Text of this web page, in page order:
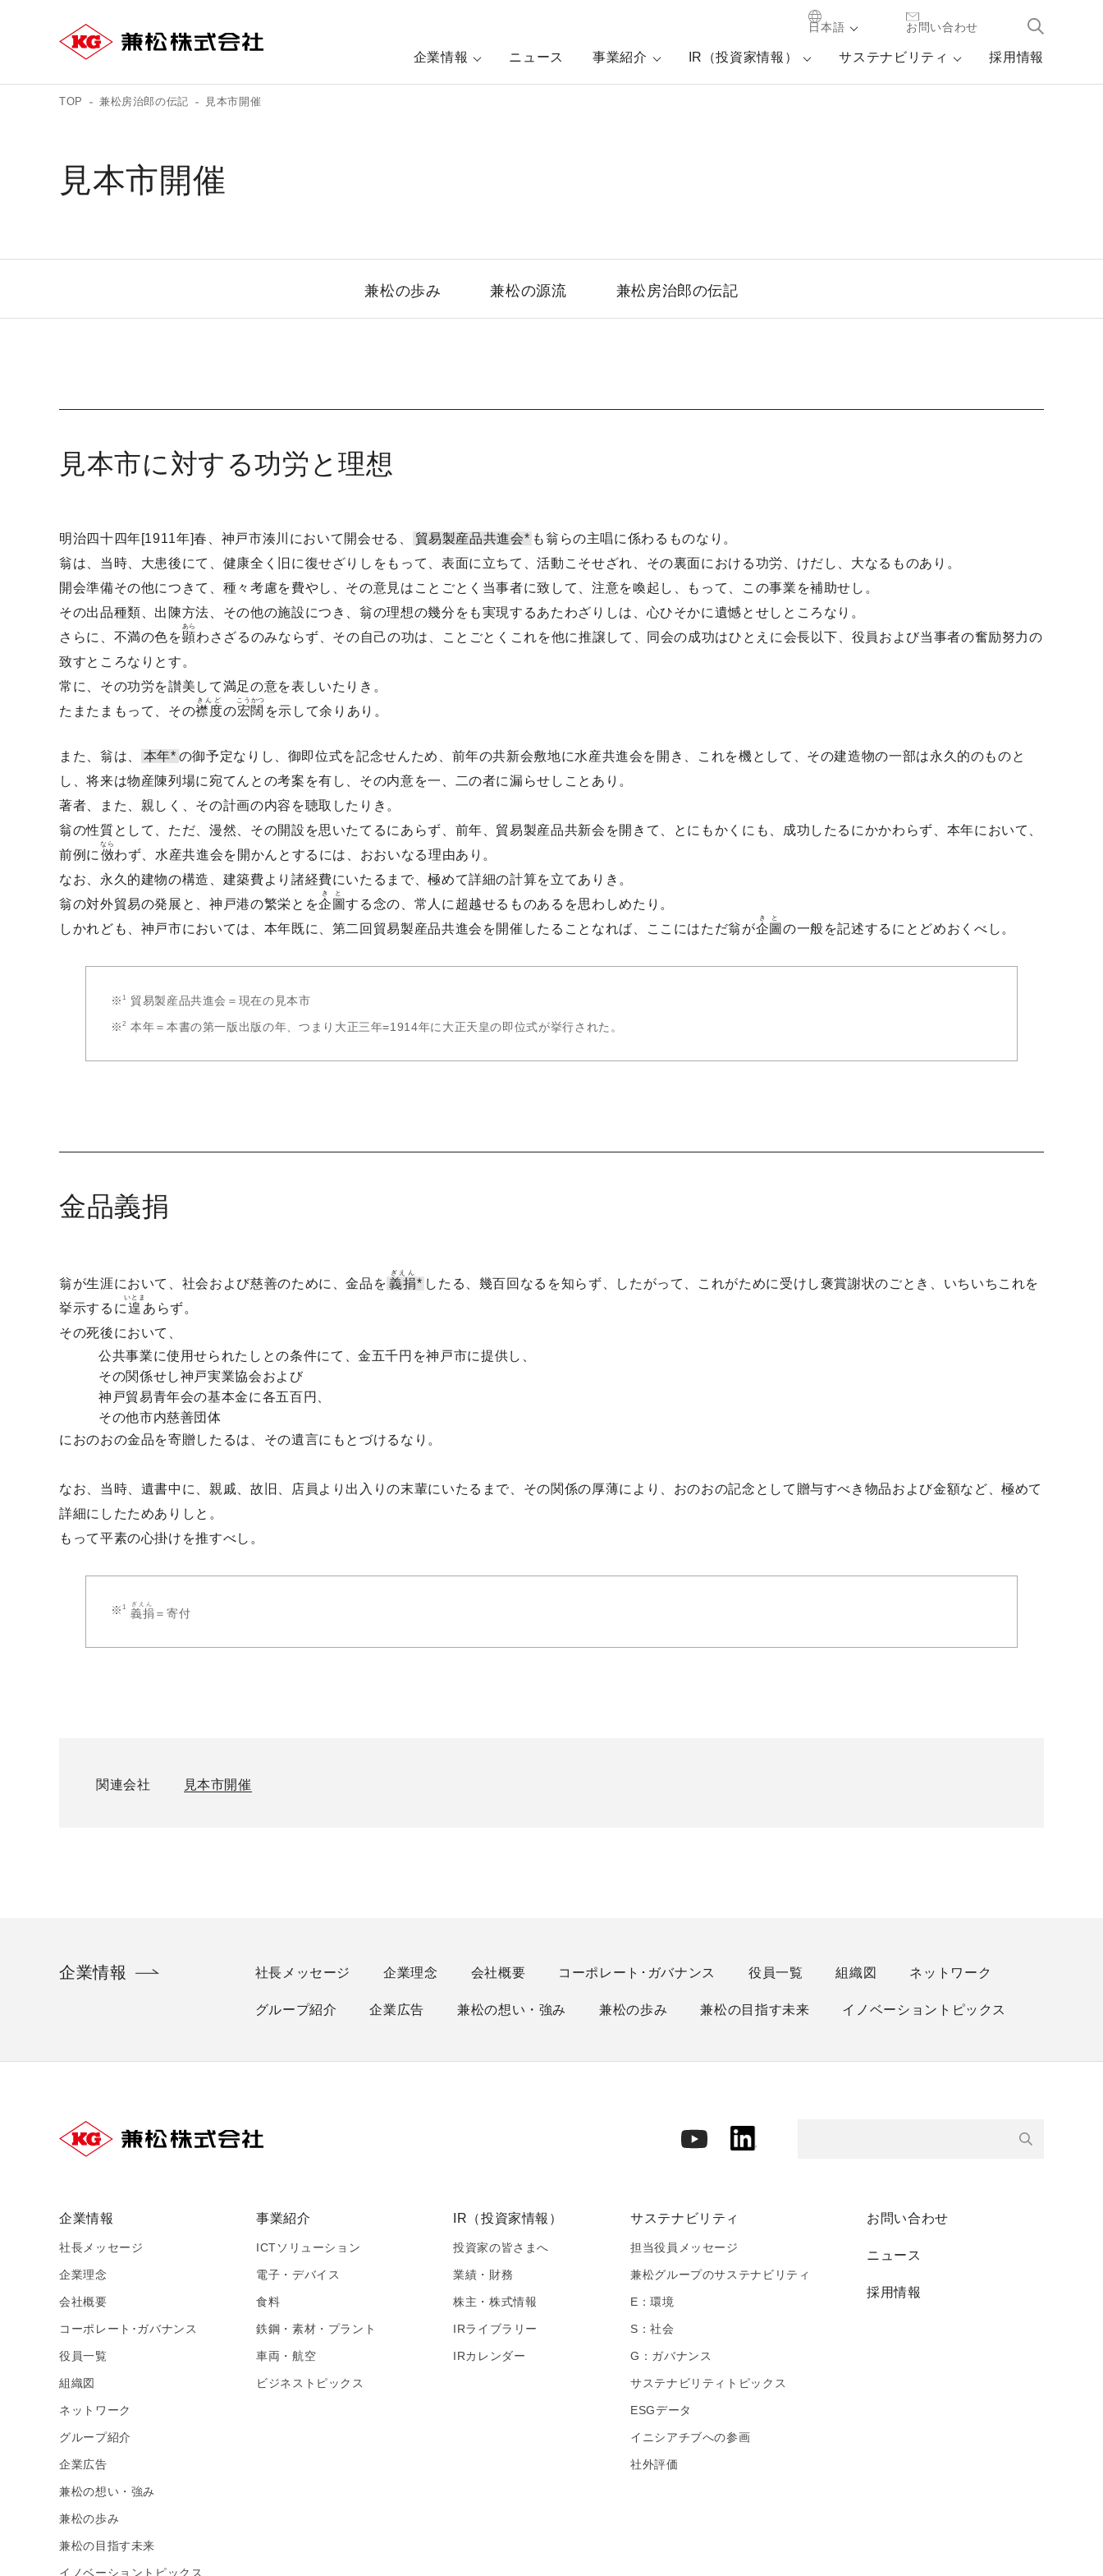
日本語 お問い合わせ
企業情報 ニュース 事業紹介 IR（投資家情報） サステナビリティ 採用情報
TOP 兼松房治郎の伝記 見本市開催
見本市開催
兼松の歩み 兼松の源流 兼松房治郎の伝記
見本市に対する功労と理想
明治四十四年[1911年]春、神戸市湊川において開会せる、 貿易製産品共進会* も翁らの主唱に係わるものなり。
翁は、当時、大患後にて、健康全く旧に復せざりしをもって、表面に立ちて、活動こそせざれ、その裏面における功労、けだし、大なるものあり。
開会準備その他につきて、種々考慮を費やし、その意見はことごとく当事者に致して、注意を喚起し、もって、この事業を補助せし。
その出品種類、出陳方法、その他の施設につき、翁の理想の幾分をも実現するあたわざりしは、心ひそかに遺憾とせしところなり。
さらに、不満の色を顕
あら
わさざるのみならず、その自己の功は、ことごとくこれを他に推譲して、同会の成功はひとえに会長以下、役員および当事者の奮励努力の
致すところなりとす。
常に、その功労を讃美して満足の意を表しいたりき。
たまたまもって、その襟度
きんど
の宏闊
こうかつ
を示して余りあり。
また、翁は、 本年* の御予定なりし、御即位式を記念せんため、前年の共新会敷地に水産共進会を開き、これを機として、その建造物の一部は永久的のものと
し、将来は物産陳列場に宛てんとの考案を有し、その内意を一、二の者に漏らせしことあり。
著者、また、親しく、その計画の内容を聴取したりき。
翁の性質として、ただ、漫然、その開設を思いたてるにあらず、前年、貿易製産品共新会を開きて、とにもかくにも、成功したるにかかわらず、本年において、
前例に 傚
なら
わず、水産共進会を開かんとするには、おおいなる理由あり。
なお、永久的建物の構造、建築費より諸経費にいたるまで、極めて詳細の計算を立てありき。
翁の対外貿易の発展と、神戸港の繁栄とを企圖
きと
する念の、常人に超越せるものあるを思わしめたり。
しかれども、神戸市においては、本年既に、第二回貿易製産品共進会を開催したることなれば、ここにはただ翁が企圖
きと
の一般を記述するにとどめおくべし。
貿易製産品共進会＝現在の見本市
本年＝本書の第一版出版の年、つまり大正三年=1914年に大正天皇の即位式が挙行された。
金品義捐
翁が生涯において、社会および慈善のために、金品を 義捐
ぎえん
* したる、幾百回なるを知らず、したがって、これがために受けし褒賞謝状のごとき、いちいちこれを
挙示するに遑
いとま
あらず。
その死後において、
公共事業に使用せられたしとの条件にて、金五千円を神戸市に提供し、
その関係せし神戸実業協会および
神戸貿易青年会の基本金に各五百円、
その他市内慈善団体
におのおの金品を寄贈したるは、その遺言にもとづけるなり。
なお、当時、遺書中に、親戚、故旧、店員より出入りの末輩にいたるまで、その関係の厚薄により、おのおの記念として贈与すべき物品および金額など、極めて
詳細にしたためありしと。
もって平素の心掛けを推すべし。
義捐
ぎえん
＝寄付
関連会社 見本市開催
企業情報 社長メッセージ 企業理念 会社概要 コーポレート･ガバナンス 役員一覧 組織図 ネットワーク
グループ紹介 企業広告 兼松の想い・強み 兼松の歩み 兼松の目指す未来 イノベーショントピックス
企業情報
社長メッセージ
企業理念
会社概要
コーポレート･ガバナンス
役員一覧
組織図
ネットワーク
グループ紹介
企業広告
兼松の想い・強み
兼松の歩み
兼松の目指す未来
イノベーショントピックス
事業紹介
ICTソリューション
電子・デバイス
食料
鉄鋼・素材・プラント
車両・航空
ビジネストピックス
IR（投資家情報）
投資家の皆さまへ
業績・財務
株主・株式情報
IRライブラリー
IRカレンダー
サステナビリティ
担当役員メッセージ
兼松グループのサステナビリティ
E：環境
S：社会
G：ガバナンス
サステナビリティトピックス
ESGデータ
イニシアチブへの参画
社外評価
お問い合わせ
ニュース
採用情報